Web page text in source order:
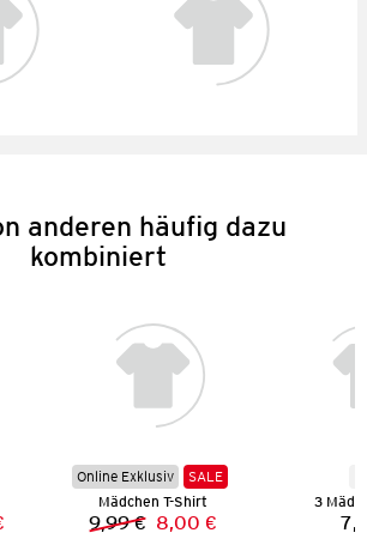
anderen häufig dazu
kombiniert
Preis:
Online Exklusiv
SALE
Mädchen T-Shirt
Vorheriger Preis:
9,99 € Neuer Preis:
8,00 €
3